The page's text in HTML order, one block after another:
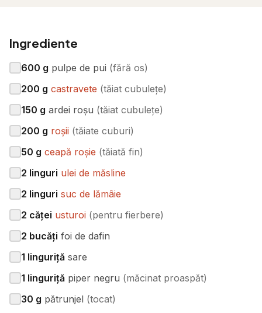
Ingrediente
600 g pulpe de pui (fără os)
200 g castravete (tăiat cubulețe)
150 g ardei roșu (tăiat cubulețe)
200 g roșii (tăiate cuburi)
50 g ceapă roșie (tăiată fin)
2 linguri ulei de măsline
2 linguri suc de lămâie
2 căței usturoi (pentru fierbere)
2 bucăți foi de dafin
1 linguriță sare
1 linguriță piper negru (măcinat proaspăt)
30 g pătrunjel (tocat)